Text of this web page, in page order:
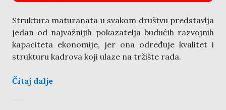
Struktura maturanata u svakom društvu predstavlja
jedan od najvažnijih pokazatelja budućih razvojnih
kapaciteta ekonomije, jer ona određuje kvalitet i
strukturu kadrova koji ulaze na tržište rada.
Čitaj dalje